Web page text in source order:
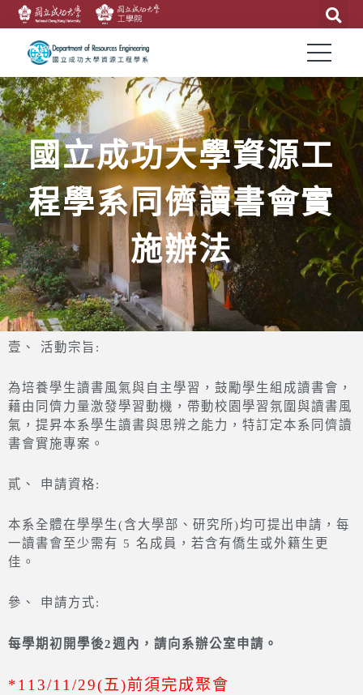
國立成功大學資源工
程學系同儕讀書會實
施辦法
壹、 活動宗旨:
為培養學生讀書風氣與自主學習，鼓勵學生組成讀書會，
藉由同儕力量激發學習動機，帶動校園學習氛圍與讀書風
氣，提昇本系學生讀書與思辨之能力，特訂定本系同儕讀
書會實施專案。
貳、 申請資格:
本系全體在學學生(含大學部、研究所)均可提出申請，每
一讀書會至少需有 5 名成員，若含有僑生或外籍生更
佳。
參、 申請方式:
每學期初開學後2週內，請向系辦公室申請。
*113/11/29(五)前須完成聚會